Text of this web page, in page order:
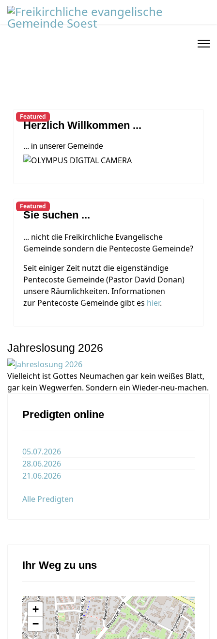
Featured
Herzlich Willkommen ...
... in unserer Gemeinde
Featured
Sie suchen ...
... nicht die Freikirchliche Evangelische
Gemeinde sondern die Pentecoste Gemeinde?
Seit einiger Zeit nutzt die eigenständige
Pentecoste Gemeinde (Pastor David Donan)
unsere Räumlichkeiten. Informationen
zur Pentecoste Gemeinde gibt es hier.
Jahreslosung 2026
Vielleicht ist Gottes Neumachen gar kein weißes Blatt,
gar kein Wegwerfen. Sondern ein Wieder-neu-machen.
Predigten online
05.07.2026
28.06.2026
21.06.2026
Alle Predigten
Ihr Weg zu uns
+
−